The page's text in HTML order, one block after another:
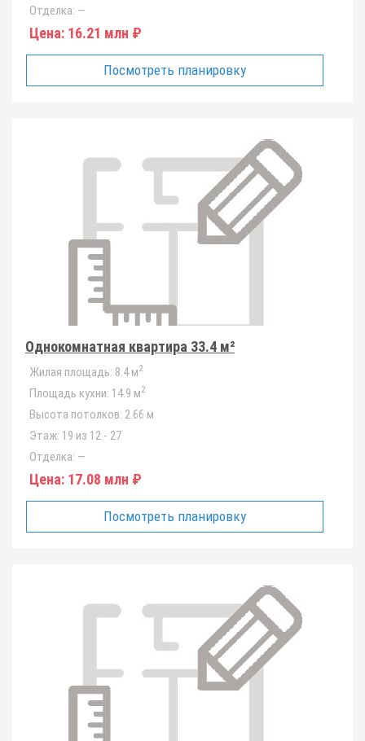
Отделка: —
Цена: 16.21 млн ₽
Посмотреть планировку
Однокомнатная квартира 33.4 м²
Жилая площадь: 8.4 м2
Площадь кухни: 14.9 м2
Высота потолков: 2.66 м
Этаж: 19 из 12 - 27
Отделка: —
Цена: 17.08 млн ₽
Посмотреть планировку